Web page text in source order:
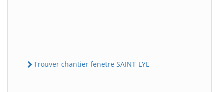
Trouver chantier fenetre SAINT-LYE